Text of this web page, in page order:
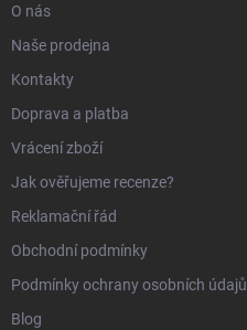
O nás
Naše prodejna
Kontakty
Doprava a platba
Vrácení zboží
Jak ověřujeme recenze?
Reklamační řád
Obchodní podmínky
Podmínky ochrany osobních údajů
Blog